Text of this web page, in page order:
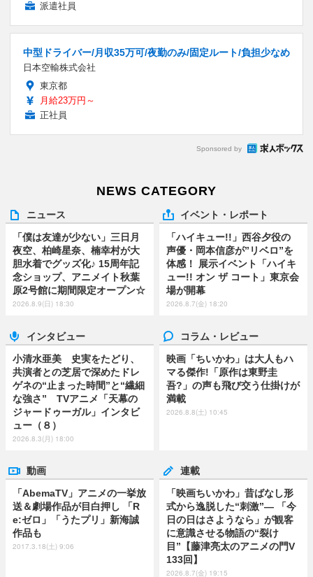
派遣社員
中型ドライバー/月収35万可/夜勤のみ/固定ルート/負担少なめ
日本空輸株式会社
東京都
月給23万円～
正社員
Sponsored by
NEWS CATEGORY
ニュース
「僕は友達が少ない」三日月
夜空、柏崎星奈、楠幸村が大
胆水着でグッズ化♪ 15周年記
念ショップ、アニメイト秋葉
原2号館に期間限定オープン☆
2026.8.9(日) 18:30
イベント・レポート
「ハイキュー!!」西谷夕役の
声優・岡本信彦が”リベロ”を
体感！ 展示イベント「ハイキ
ュー!! オン ザ コート」東京会
場が開幕
2026.8.7(金) 18:20
インタビュー
小清水亜美 史実をたどり、
共演者との芝居で深めたドレ
ゲネの“止まった時間”と“繊細
な強さ” TVアニメ「天幕の
ジャードゥーガル」インタビ
ュー（８）
2026.8.3(月) 18:00
コラム・レビュー
映画「ちいかわ」は大人もハ
マる傑作!「原作は東野圭
吾?」の声も飛び交う仕掛けが
満載
2026.8.8(土) 10:45
動画
「AbemaTV」アニメの一挙放
送＆劇場作品が目白押し 「R
e:ゼロ」「うたプリ」新海誠
作品も
2017.3.18(土) 9:06
連載
「映画ちいかわ」昔ばなし形
式から逸脱した“刺激”― 「今
日の日はさようなら」が観客
に意識させる物語の“裂け
目”【藤津亮太のアニメの門V
133回】
2026.8.7(金) 19:15